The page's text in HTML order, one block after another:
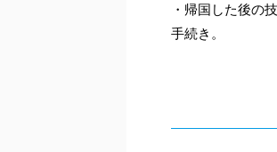
・帰国した後の
手続き。